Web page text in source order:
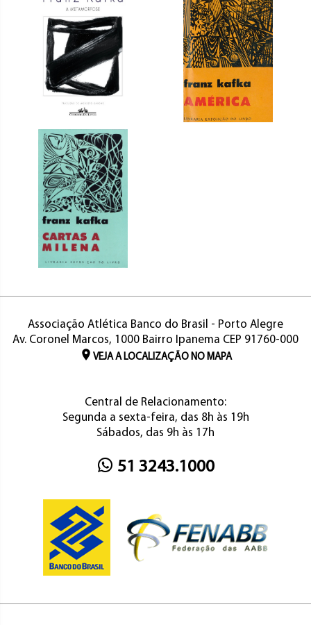
Associação Atlética Banco do Brasil - Porto Alegre
Av. Coronel Marcos, 1000 Bairro Ipanema CEP 91760-000
VEJA A LOCALIZAÇÃO NO MAPA
Central de Relacionamento:
Segunda a sexta-feira, das 8h às 19h
Sábados, das 9h às 17h
51 3243.1000